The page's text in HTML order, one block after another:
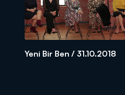
Yeni Bir Ben / 31.10.2018